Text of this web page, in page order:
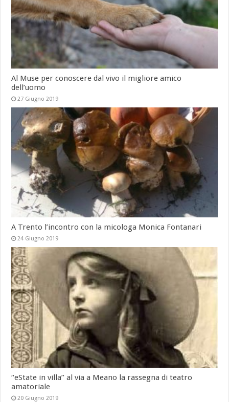
Al Muse per conoscere dal vivo il migliore amico
dell’uomo
27 Giugno 2019
A Trento l’incontro con la micologa Monica Fontanari
24 Giugno 2019
“eState in villa” al via a Meano la rassegna di teatro
amatoriale
20 Giugno 2019